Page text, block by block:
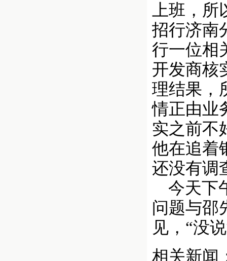
上班，
招行济南
行一位相
开发商核
理结果，
情正由业
实之前不
他在追着
还没有调
今天下
问题与邵
见，“没
相关新闻